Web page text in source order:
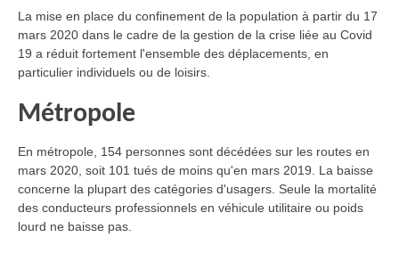
La mise en place du confinement de la population à partir du 17
mars 2020 dans le cadre de la gestion de la crise liée au Covid
19 a réduit fortement l'ensemble des déplacements, en
particulier individuels ou de loisirs.
Métropole
En métropole, 154 personnes sont décédées sur les routes en
mars 2020, soit 101 tués de moins qu'en mars 2019. La baisse
concerne la plupart des catégories d'usagers. Seule la mortalité
des conducteurs professionnels en véhicule utilitaire ou poids
lourd ne baisse pas.